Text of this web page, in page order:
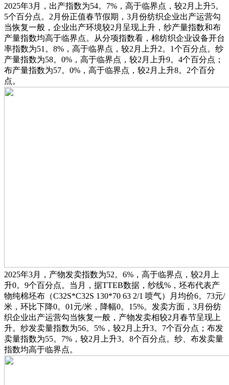
2025年3月，出产指数为54。7%，高于临界点，较2月上升5。
5个百分点。2月份正值春节假期，3月份纺织企业出产运营勾
当恢复一般，企业出产环境较2月呈现上升，纱产量指数和布
产量指数均高于临界点。从分项指数看，棉纺织企业设备开台
率指数为51。8%，高于临界点，较2月上升2。1个百分点。纱
产量指数为58。0%，高于临界点，较2月上升9。4个百分点；
布产量指数为57。0%，高于临界点，较2月上升8。2个百分
点。
2025年3月，产物发卖指数为52。6%，高于临界点，较2月上
升0。9个百分点。当月，据TTEB数据，纱线%，坯布代表产
物纯棉坯布（C32S*C32S 130*70 63 2/1 喷气）月均价6。73元/
米，环比下降0。01元/米，降幅0。15%。发卖方面，3月份纺
织企业出产运营勾当恢复一般，产物发卖相较2月春节呈现上
升。纱发卖量指数为56。5%，较2月上升3。7个百分点；布发
卖量指数为55。7%，较2月上升3。8个百分点。纱、布发卖量
指数均高于临界点。